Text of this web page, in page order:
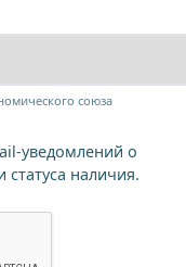
союза
уведомлений о
наличия.